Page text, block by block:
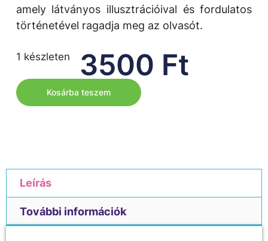
amely látványos illusztrációival és fordulatos
történetével ragadja meg az olvasót.
3500 Ft
1 készleten
Kosárba teszem
Leírás
További információk